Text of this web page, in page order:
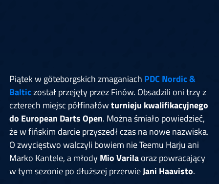
Piątek w göteborgskich zmaganiach PDC Nordic &
Balticzostał przejęty przez Finów. Obsadzili oni trzy z
czterech miejsc półfinałówturnieju kwalifikacyjnego
do European Darts Open. Można śmiało powiedzieć,
że w fińskim darcie przyszedł czas na nowe nazwiska.
O zwycięstwo walczyli bowiem nie Teemu Harju ani
Marko Kantele, a młodyMio Varilaoraz powracający
w tym sezonie po dłuższej przerwieJani Haavisto.